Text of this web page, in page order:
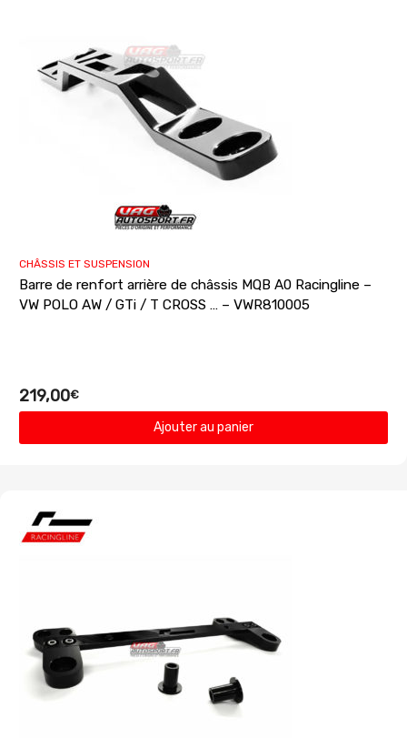
CHÂSSIS ET SUSPENSION
Barre de renfort arrière de châssis MQB A0 Racingline –
VW POLO AW / GTi / T CROSS … – VWR810005
219,00€
Ajouter au panier